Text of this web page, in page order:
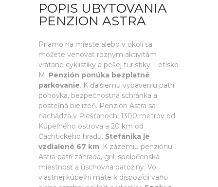
POPIS UBYTOVANIA
PENZION ASTRA
Priamo na mieste alebo v okolí sa
môžete venovať rôznym aktivitám
vrátane cyklistiky a pešej turistiky. Letisko
M. Penzión ponúka bezplatné
parkovanie. K ďalšiemu vybaveniu patrí
pohovka, bezpečnostná schránka a
posteľná bielizeň. Penzión Astra sa
nachádza v Piešťanoch, 1300 metrov od
Kúpeľného ostrova a 20 km od
Čachtického hradu. Štefánika je
vzdialené 67 km. K zázemiu penziónu
Astra patrí záhrada, gril, spoločenská
miestnosť a úschovňa batožiny. Vo
vlastnej kúpeľni máte k dispozícii vaňu